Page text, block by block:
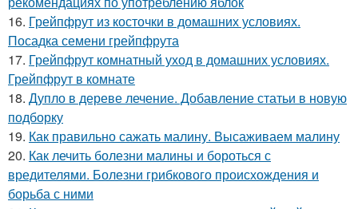
16. Грейпфрут из косточки в домашних условиях.
Посадка семени грейпфрута
17. Грейпфрут комнатный уход в домашних условиях.
Грейпфрут в комнате
18. Дупло в дереве лечение. Добавление статьи в новую
подборку
19. Как правильно сажать малину. Высаживаем малину
20. Как лечить болезни малины и бороться с
вредителями. Болезни грибкового происхождения и
борьба с ними